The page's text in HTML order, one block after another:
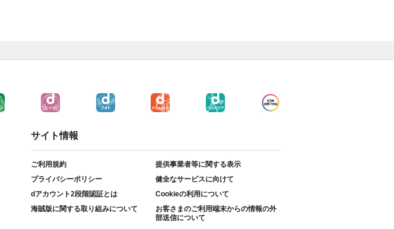
サイト情報
ご利用規約
提供事業者等に関する表示
プライバシーポリシー
健全なサービスに向けて
dアカウント2段階認証とは
Cookieの利用について
海賊版に関する取り組みについて
お客さまのご利用端末からの情報の外
部送信について